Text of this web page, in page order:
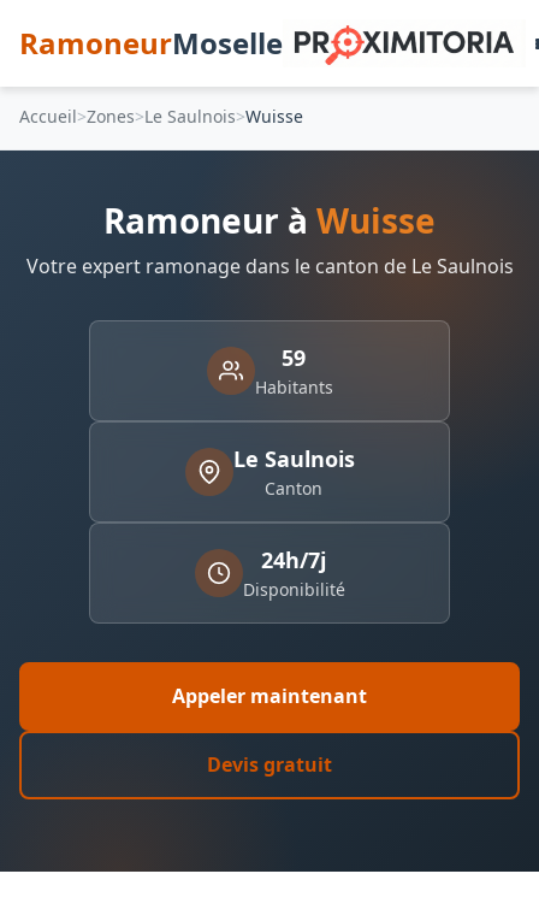
RamoneurMoselle
Accueil Zones Le Saulnois Wuisse
Ramoneur à Wuisse
Votre expert ramonage dans le canton de Le Saulnois
59
Habitants
Le Saulnois
Canton
24h/7j
Disponibilité
Appeler maintenant
Devis gratuit